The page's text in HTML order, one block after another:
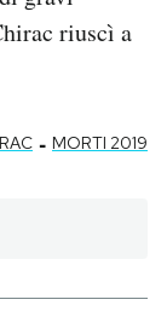
riuscì a
- MORTI 2019